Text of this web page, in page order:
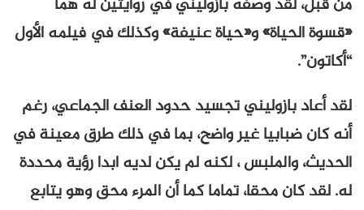
من قبل، لقد وصفه بازوليني في روايتين له هما
«قسوة الحياة» و«حياة عنيفة» وكذلك في فيلمه الأول
“أكاتون”.
لقد أعاد بازوليني تجسيد حدود العنف الجماعي، رغم
أنه كان ضبابيا غير واضح، بما في ذلك طرق معينة في
الحديث، والملبس ، لكنه لم يكن لديه ابدا رؤية محددة
له. لقد كان محقا، تماما كما أن المرء محق وهو يتابع